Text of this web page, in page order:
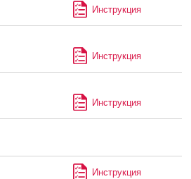
Инструкция
Инструкция
Инструкция
Инструкция